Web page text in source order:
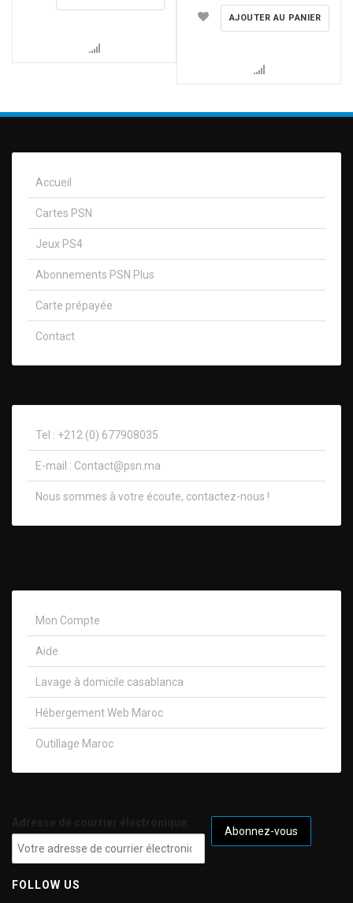
AJOUTER AU PANIER
Accueil
Cartes PSN
Jeux PS4
Abonnements PSN Plus
Carte prépayée
Contact
Tel : +212 (0) 677908035
E-mail : Contact@psn.ma
Nous sommes à votre écoute, contactez-nous !​
Mon Compte
Aide
Lavage à domicile casablanca
Hébergement Web Maroc
Outillage Maroc
FOLLOW US